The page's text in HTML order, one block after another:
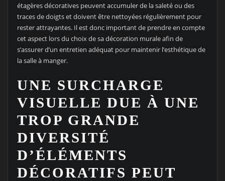
étagères décoratives peuvent accumuler de la saleté ou des
traces de doigts et doivent être nettoyées régulièrement pour
rester attrayantes. Il est donc important de prendre en compte
cet aspect lors du choix de sa décoration murale afin de
s’assurer d’un entretien adéquat pour maintenir l’esthétique de
la salle à manger.
UNE SURCHARGE
VISUELLE DUE À UNE
TROP GRANDE
DIVERSITÉ
D’ÉLÉMENTS
DÉCORATIFS PEUT